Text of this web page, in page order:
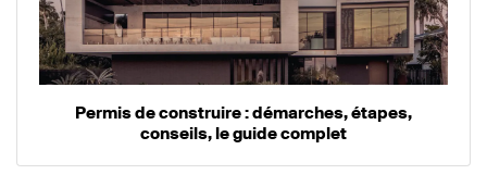
Permis de construire : démarches, étapes,
conseils, le guide complet